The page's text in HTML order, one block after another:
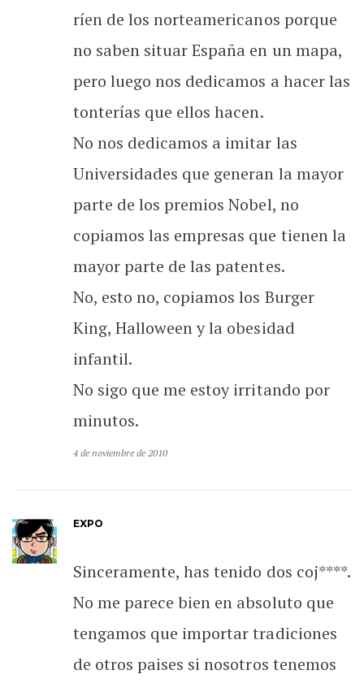
ríen de los norteamericanos porque
no saben situar España en un mapa,
pero luego nos dedicamos a hacer las
tonterías que ellos hacen.
No nos dedicamos a imitar las
Universidades que generan la mayor
parte de los premios Nobel, no
copiamos las empresas que tienen la
mayor parte de las patentes.
No, esto no, copiamos los Burger
King, Halloween y la obesidad
infantil.
No sigo que me estoy irritando por
minutos.
4 de noviembre de 2010
EXPO
Sinceramente, has tenido dos coj****.
No me parece bien en absoluto que
tengamos que importar tradiciones
de otros paises si nosotros tenemos